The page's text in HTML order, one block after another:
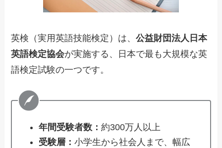
英検（実用英語技能検定）は、公益財団法人日本
英語検定協会が実施する、日本で最も大規模な英
語検定試験の一つです。
年間受験者数：約300万人以上
受験層：小学生から社会人まで、幅広